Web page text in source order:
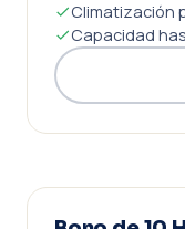
Climatización
Capacidad